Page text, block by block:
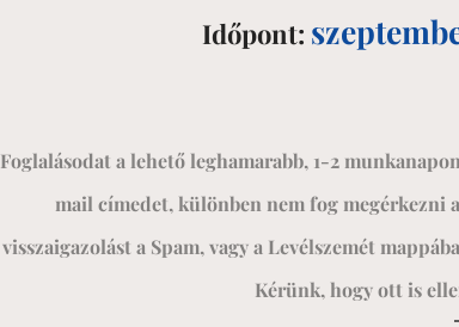
Időpont:
Foglalásodat a lehető leghamarabb, 1-2
mail címedet, különben nem fog
visszaigazolást a Spam, vagy a Levélszemét
Kérünk, hogy ott is